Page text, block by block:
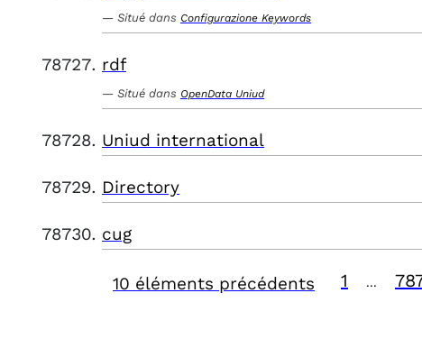
Situé dans Configurazione Keywords
rdf
Situé dans OpenData Uniud
Uniud international
Directory
cug
10 éléments précédents 1